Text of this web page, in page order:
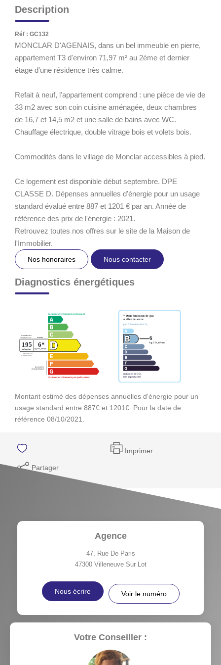
Description
Réf : GC132
MONCLAR D'AGENAIS, dans un bel immeuble en pierre,
appartement T3 d'environ 71,97 m² au 2ème et dernier
étage d'une résidence très calme.
Refait à neuf, l'appartement comprend : une pièce de vie de
33 m2 avec son coin cuisine aménagée, deux chambres
de 16,7 et 14,5 m2 et une salle de bains avec WC.
Chauffage électrique, double vitrage bois et volets bois.
Commodités dans le village de Monclar accessibles à pied.
Ce logement est disponible début septembre. DPE
CLASSE D. Dépenses annuelles d'énergie pour un usage
standard évalué entre 887 et 1201 € par an. Année de
référence des prix de l'énergie : 2021.
Retrouvez toutes nos offres sur le site de la Maison de
l'Immobilier.
Nos honoraires Nous contacter
Diagnostics énergétiques
Montant estimé des dépenses annuelles d'énergie pour un
usage standard entre 887€ et 1201€. Pour la date de
référence 08/10/2021.
Imprimer
Partager
Agence
47, Rue De Paris
47300 Villeneuve Sur Lot
Nous écrire Voir le numéro
Votre Conseiller :